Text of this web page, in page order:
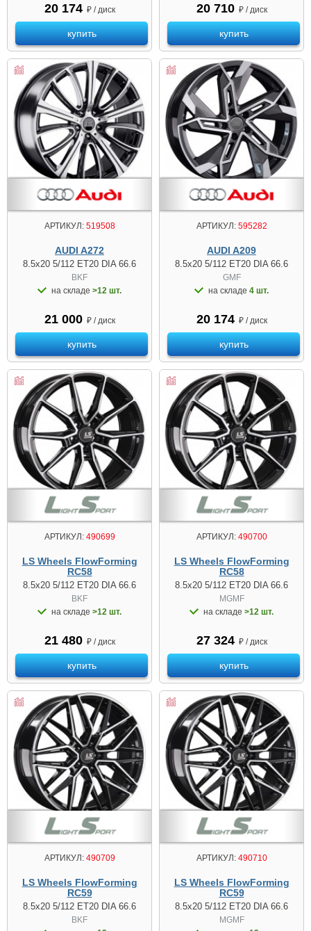
20 174 ₽ / диск
купить
20 710 ₽ / диск
купить
АРТИКУЛ:519508
AUDI A272
8.5x20 5/112 ET20 DIA 66.6
BKF
на складе >12 шт.
21 000 ₽ / диск
купить
АРТИКУЛ:595282
AUDI A209
8.5x20 5/112 ET20 DIA 66.6
GMF
на складе 4 шт.
20 174 ₽ / диск
купить
АРТИКУЛ:490699
LS Wheels FlowForming
RC58
8.5x20 5/112 ET20 DIA 66.6
BKF
на складе >12 шт.
21 480 ₽ / диск
купить
АРТИКУЛ:490700
LS Wheels FlowForming
RC58
8.5x20 5/112 ET20 DIA 66.6
MGMF
на складе >12 шт.
27 324 ₽ / диск
купить
АРТИКУЛ:490709
LS Wheels FlowForming
RC59
8.5x20 5/112 ET20 DIA 66.6
BKF
АРТИКУЛ:490710
LS Wheels FlowForming
RC59
8.5x20 5/112 ET20 DIA 66.6
MGMF